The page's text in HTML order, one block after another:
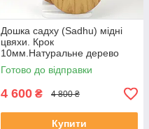
Дошка садху (Sadhu) мідні
цвяхи. Крок
10мм.Натуральне дерево
дуб. Від виробника. Дошка
для йоги для новачків .
Готово до відправки
4 600 ₴ 4 800 ₴
Купити